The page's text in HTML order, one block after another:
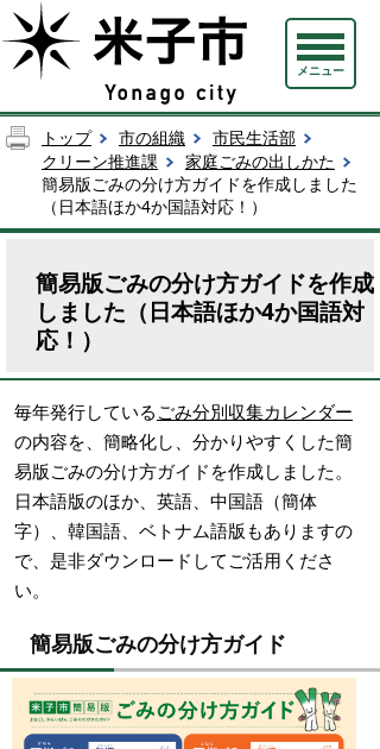
メニュー
トップ 市の組織
市民生活部
クリーン推進課
家庭ごみの出しかた
簡易版ごみの分け方ガイドを作成しました
（日本語ほか4か国語対応！）
簡易版ごみの分け方ガイドを作成
しました（日本語ほか4か国語対
応！）
毎年発行している ごみ分別収集カレンダー
の内容を、簡略化し、分かりやすくした簡
易版ごみの分け方ガイドを作成しました。
日本語版のほか、英語、中国語（簡体
字）、韓国語、ベトナム語版もありますの
で、是非ダウンロードしてご活用くださ
い。
簡易版ごみの分け方ガイド